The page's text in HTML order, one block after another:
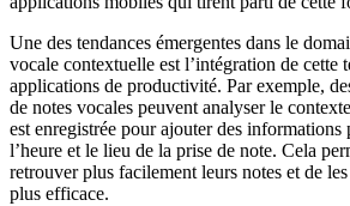
Une des tendances émergentes dans le
vocale contextuelle est l’intégration de cette
applications de productivité. Par exemple,
de notes vocales peuvent analyser le
est enregistrée pour ajouter des informations
l’heure et le lieu de la prise de note. Cela
retrouver plus facilement leurs notes et de
plus efficace.